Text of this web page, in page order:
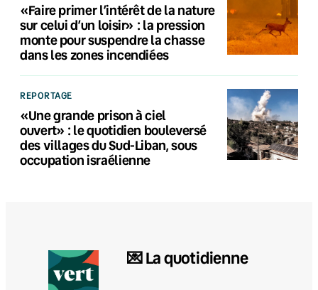
«Faire primer l’intérêt de la nature
sur celui d’un loisir» : la pression
monte pour suspendre la chasse
dans les zones incendiées
REPORTAGE
«Une grande prison à ciel
ouvert» : le quotidien bouleversé
des villages du Sud-Liban, sous
occupation israélienne
💌 La quotidienne